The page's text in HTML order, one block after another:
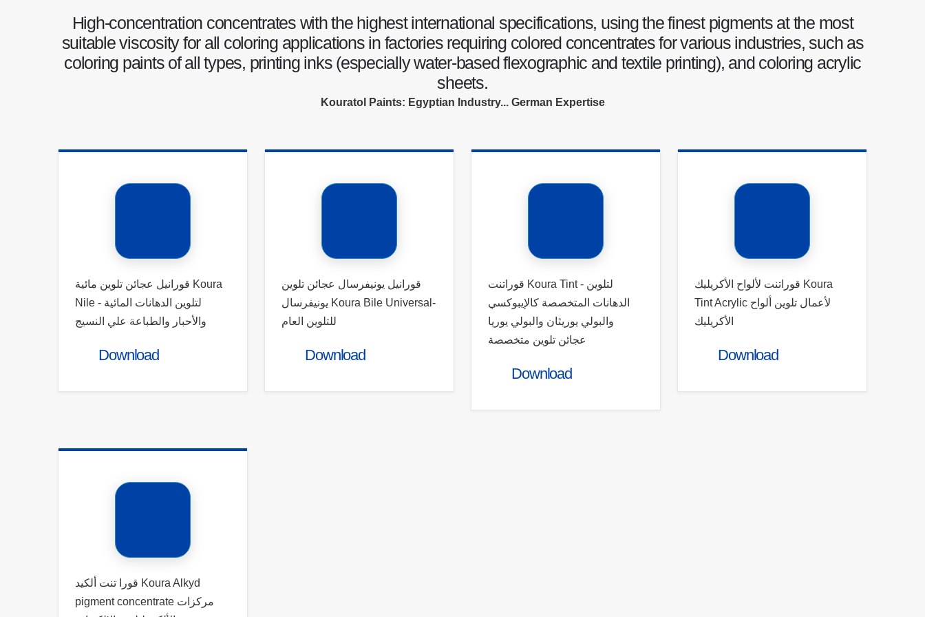
High-concentration concentrates with the highest international specifications, using the finest pigments at the most
suitable viscosity for all coloring applications in factories requiring colored concentrates for various industries, such as
coloring paints of all types, printing inks (especially water-based flexographic and textile printing), and coloring acrylic
sheets.
Kouratol Paints: Egyptian Industry... German Expertise
قورانيل عجائن تلوين مائية Koura
Nile - لتلوين الدهانات المائية
والأحبار والطباعة علي النسيج
Download
قورانيل يونيفرسال عجائن تلوين
يونيفرسال Koura Bile Universal-
للتلوين العام
Download
قوراتنت Koura Tint - لتلوين
الدهانات المتخصصة كالإيبوكسي
والبولي يوريثان والبولي يوريا
عجائن تلوين متخصصة
Download
قوراتنت لألواح الأكريليك Koura
Tint Acrylic لأعمال تلوين ألواح
الأكريليك
Download
قورا تنت ألكيد Koura Alkyd
pigment concentrate مركزات
Address